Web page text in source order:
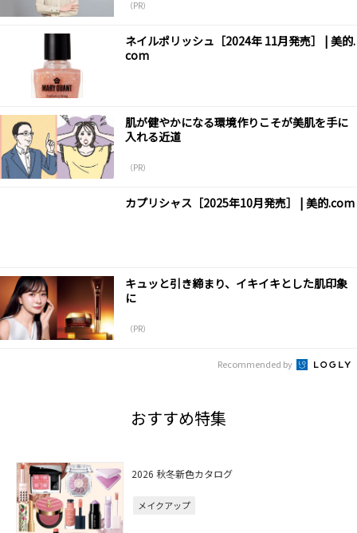
（PR）
ネイルポリッシュ［2024年 11月発売］ | 美的.
com
肌が健やかになる環境作りこそが美肌を手に
入れる近道
（PR）
カプリシャス［2025年10月発売］ | 美的.com
キュッと引き締まり、イキイキとした肌印象
に
（PR）
Recommended by
おすすめ特集
2026 秋冬新色カタログ
メイクアップ